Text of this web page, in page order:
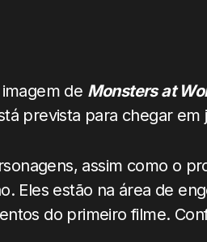
de Monsters at
prevista para chegar em
assim como o
Eles estão na área de
do primeiro filme.